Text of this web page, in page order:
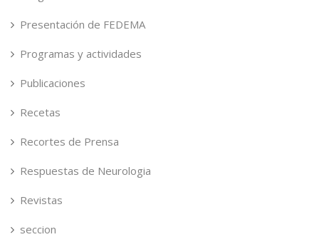
Presentación de FEDEMA
Programas y actividades
Publicaciones
Recetas
Recortes de Prensa
Respuestas de Neurologia
Revistas
seccion